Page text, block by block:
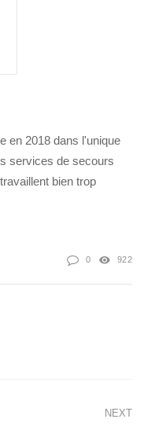
en 2018 dans l'unique
services de secours
bien trop
0 922
NEXT